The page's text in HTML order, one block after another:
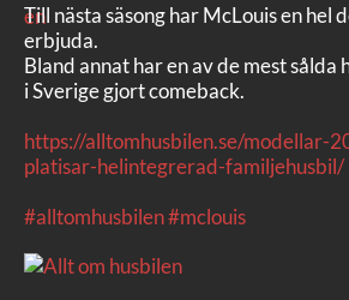
Till nästa säsong har McLouis en hel
erbjuda.
Bland annat har en av de mest sålda
i Sverige gjort comeback.
https://alltomhusbilen.se/modellar-
platisar-helintegrerad-familjehusbil/
#alltomhusbilen#mclouis